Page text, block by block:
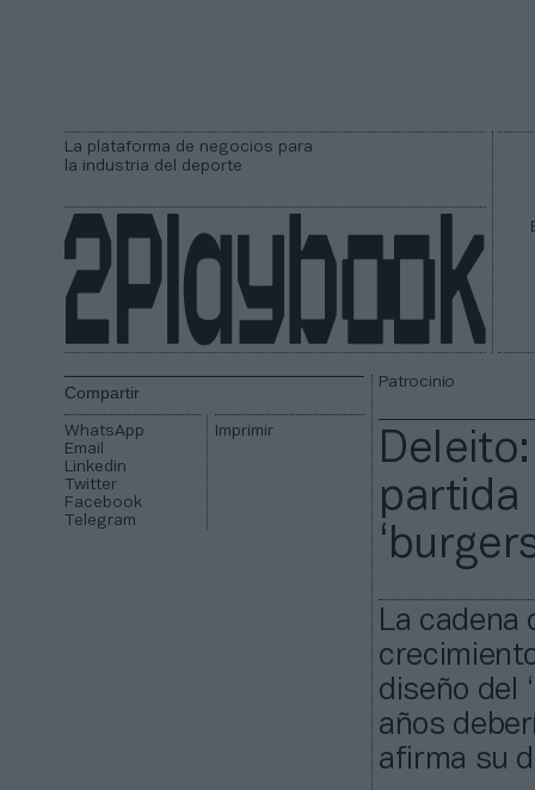
La plataforma de negocios para
la industria del deporte
Compartir
WhatsApp
Email
Linkedin
Twitter
Facebook
Telegram
Imprimir
Patrocinio
partida
La cadena
diseño del
años
afirma su